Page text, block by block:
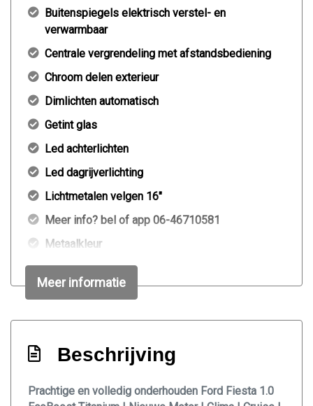
Buitenspiegels elektrisch verstel- en
verwarmbaar
Centrale vergrendeling met afstandsbediening
Chroom delen exterieur
Dimlichten automatisch
Getint glas
Led achterlichten
Led dagrijverlichting
Lichtmetalen velgen 16"
Meer info? bel of app 06-46710581
Metaalkleur
Mistlampen voor adaptief
Parkeersensor voor en achter
Overige
100% onderhouden
Meer informatie
Beschrijving
Prachtige en volledig onderhouden Ford Fiesta 1.0